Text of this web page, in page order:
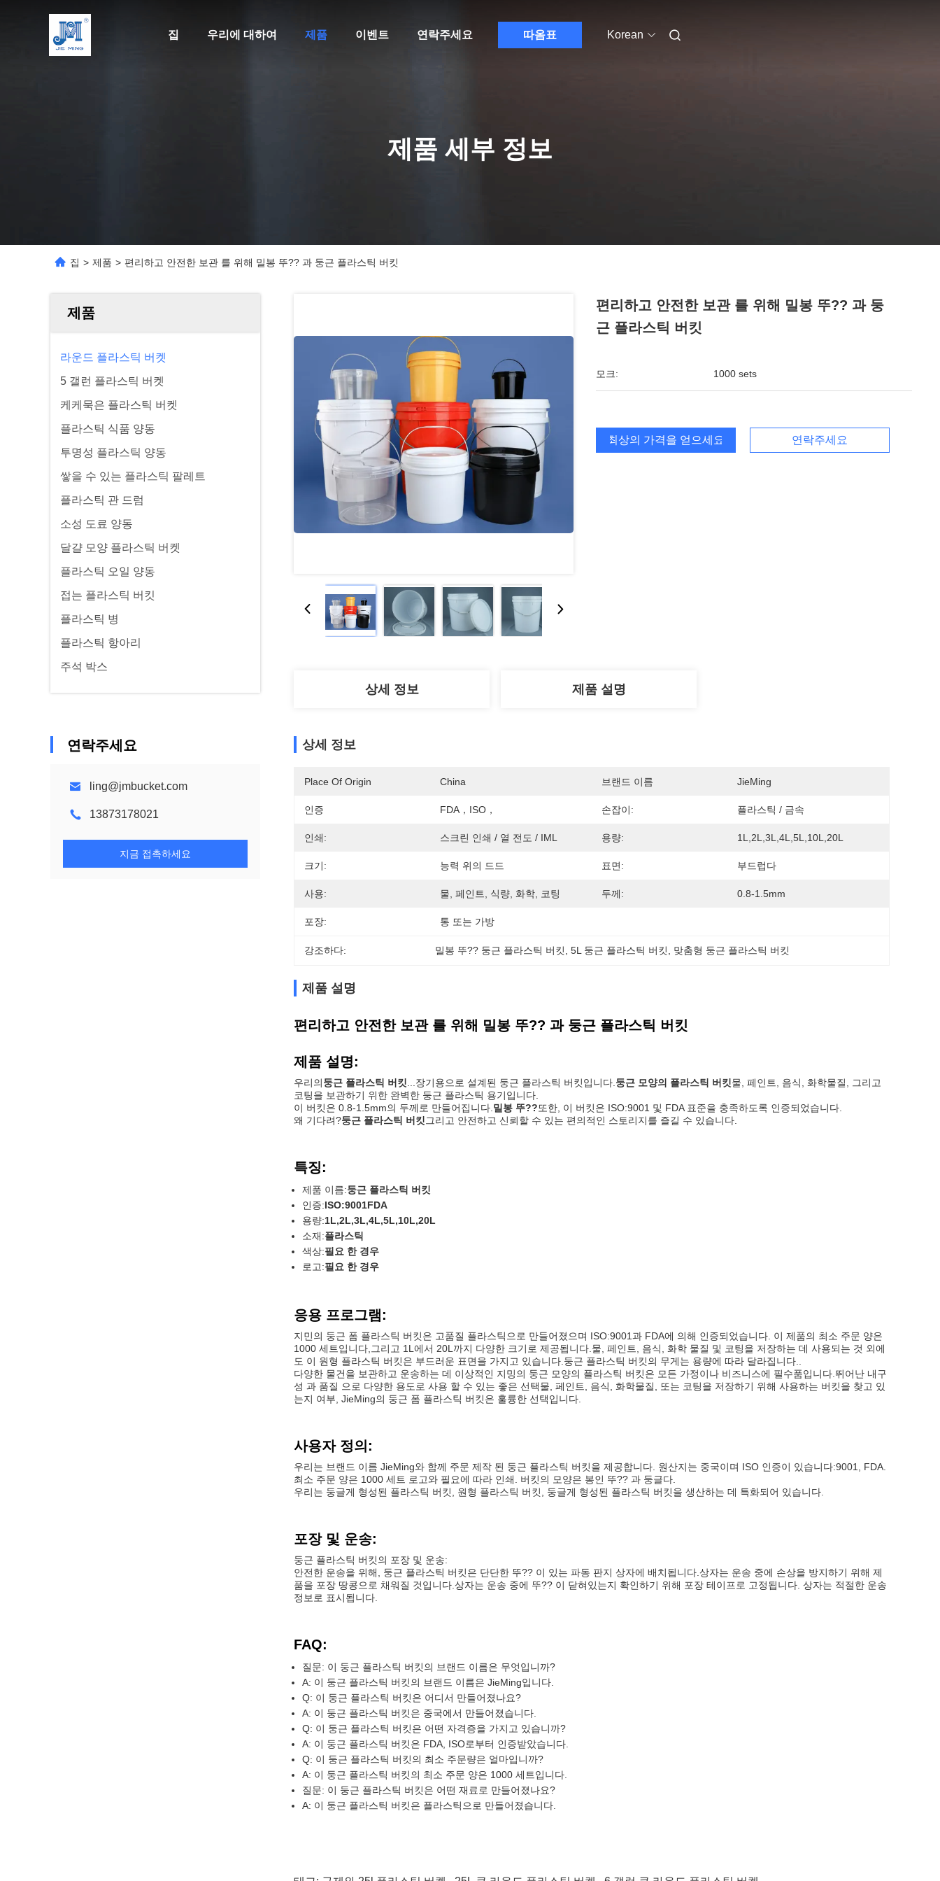
집 우리에 대하여 제품 이벤트 연락주세요 따옴표 Korean
제품 세부 정보
집 > 제품 > 편리하고 안전한 보관 를 위해 밀봉 뚜?? 과 둥근 플라스틱 버킷
제품
라운드 플라스틱 버켓
5 갤런 플라스틱 버켓
케케묵은 플라스틱 버켓
플라스틱 식품 양동
투명성 플라스틱 양동
쌓을 수 있는 플라스틱 팔레트
플라스틱 관 드럼
소성 도료 양동
달걀 모양 플라스틱 버켓
플라스틱 오일 양동
접는 플라스틱 버킷
플라스틱 병
플라스틱 항아리
주석 박스
연락주세요
ling@jmbucket.com
13873178021
지금 접촉하세요
편리하고 안전한 보관 를 위해 밀봉 뚜?? 과 둥
근 플라스틱 버킷
모크: 1000 sets
최상의 가격을 얻으세요 연락주세요
상세 정보 제품 설명
상세 정보
Place Of Origin China 브랜드 이름 JieMing
인증 FDA，ISO， 손잡이: 플라스틱 / 금속
인쇄: 스크린 인쇄 / 열 전도 / IML 용량: 1L,2L,3L,4L,5L,10L,20L
크기: 능력 위의 드드 표면: 부드럽다
사용: 물, 페인트, 식량, 화학, 코팅 두께: 0.8-1.5mm
포장: 통 또는 가방
강조하다: 밀봉 뚜?? 둥근 플라스틱 버킷 , 5L 둥근 플라스틱 버킷 맞춤형 둥근 플라스틱 버킷
제품 설명
편리하고 안전한 보관 를 위해 밀봉 뚜?? 과 둥근 플라스틱 버킷
제품 설명:
우리의둥근 플라스틱 버킷 ...장기용으로 설계된 둥근 플라스틱 버킷입니다. 둥근 모양의 플라스틱 버킷물, 페인트, 음식, 화학물질, 그리고
코팅을 보관하기 위한 완벽한 둥근 플라스틱 용기입니다.
이 버킷은 0.8-1.5mm의 두께로 만들어집니다. 밀봉 뚜??또한, 이 버킷은 ISO:9001 및 FDA 표준을 충족하도록 인증되었습니다.
왜 기다려?둥근 플라스틱 버킷그리고 안전하고 신뢰할 수 있는 편의적인 스토리지를 즐길 수 있습니다.
특징:
제품 이름:둥근 플라스틱 버킷
인증:ISO:9001FDA
용량:1L,2L,3L,4L,5L,10L,20L
소재:플라스틱
색상:필요 한 경우
로고:필요 한 경우
응용 프로그램:
지민의 둥근 폼 플라스틱 버킷은 고품질 플라스틱으로 만들어졌으며 ISO:9001과 FDA에 의해 인증되었습니다. 이 제품의 최소 주문 양은
1000 세트입니다,그리고 1L에서 20L까지 다양한 크기로 제공됩니다.물, 페인트, 음식, 화학 물질 및 코팅을 저장하는 데 사용되는 것 외에
도 이 원형 플라스틱 버킷은 부드러운 표면을 가지고 있습니다.둥근 플라스틱 버킷의 무게는 용량에 따라 달라집니다..
다양한 물건을 보관하고 운송하는 데 이상적인 지밍의 둥근 모양의 플라스틱 버킷은 모든 가정이나 비즈니스에 필수품입니다.뛰어난 내구
성 과 품질 으로 다양한 용도로 사용 할 수 있는 좋은 선택물, 페인트, 음식, 화학물질, 또는 코팅을 저장하기 위해 사용하는 버킷을 찾고 있
는지 여부, JieMing의 둥근 폼 플라스틱 버킷은 훌륭한 선택입니다.
사용자 정의:
우리는 브랜드 이름 JieMing와 함께 주문 제작 된 둥근 플라스틱 버킷을 제공합니다. 원산지는 중국이며 ISO 인증이 있습니다:9001, FDA.
최소 주문 양은 1000 세트 로고와 필요에 따라 인쇄. 버킷의 모양은 봉인 뚜?? 과 둥글다.
우리는 둥글게 형성된 플라스틱 버킷, 원형 플라스틱 버킷, 둥글게 형성된 플라스틱 버킷을 생산하는 데 특화되어 있습니다.
포장 및 운송:
둥근 플라스틱 버킷의 포장 및 운송:
안전한 운송을 위해, 둥근 플라스틱 버킷은 단단한 뚜?? 이 있는 파동 판지 상자에 배치됩니다.상자는 운송 중에 손상을 방지하기 위해 제
품을 포장 땅콩으로 채워질 것입니다.상자는 운송 중에 뚜?? 이 닫혀있는지 확인하기 위해 포장 테이프로 고정됩니다. 상자는 적절한 운송
정보로 표시됩니다.
FAQ:
질문: 이 둥근 플라스틱 버킷의 브랜드 이름은 무엇입니까?
A: 이 둥근 플라스틱 버킷의 브랜드 이름은 JieMing입니다.
Q: 이 둥근 플라스틱 버킷은 어디서 만들어졌나요?
A: 이 둥근 플라스틱 버킷은 중국에서 만들어졌습니다.
Q: 이 둥근 플라스틱 버킷은 어떤 자격증을 가지고 있습니까?
A: 이 둥근 플라스틱 버킷은 FDA, ISO로부터 인증받았습니다.
Q: 이 둥근 플라스틱 버킷의 최소 주문량은 얼마입니까?
A: 이 둥근 플라스틱 버킷의 최소 주문 양은 1000 세트입니다.
질문: 이 둥근 플라스틱 버킷은 어떤 재료로 만들어졌나요?
A: 이 둥근 플라스틱 버킷은 플라스틱으로 만들어졌습니다.